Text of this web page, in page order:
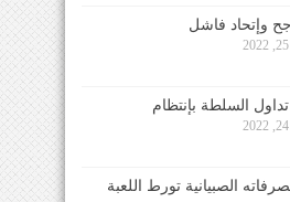
وإتحاد فاشل
السلطة بإنتظام
الصبيانية تورط اللعبة